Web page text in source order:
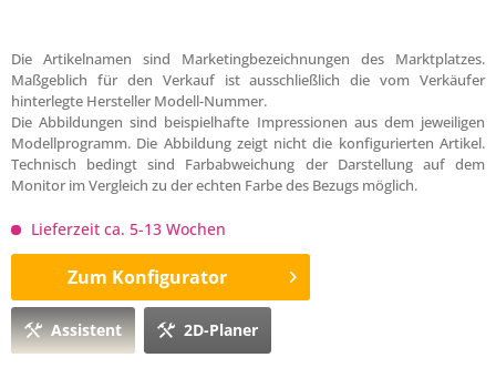
Die Artikelnamen sind Marketingbezeichnungen des Marktplatzes.
Maßgeblich für den Verkauf ist ausschließlich die vom Verkäufer
hinterlegte Hersteller Modell-Nummer.
Die Abbildungen sind beispielhafte Impressionen aus dem jeweiligen
Modellprogramm. Die Abbildung zeigt nicht die konfigurierten Artikel.
Technisch bedingt sind Farbabweichung der Darstellung auf dem
Monitor im Vergleich zu der echten Farbe des Bezugs möglich.
Lieferzeit ca. 5-13 Wochen
Zum Konfigurator
Assistent 2D-Planer